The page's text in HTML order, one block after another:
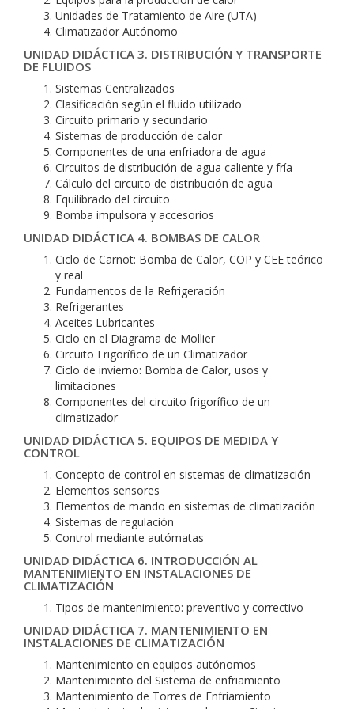
Unidades de Tratamiento de Aire (UTA)
Climatizador Autónomo
UNIDAD DIDÁCTICA 3. DISTRIBUCIÓN Y TRANSPORTE
DE FLUIDOS
Sistemas Centralizados
Clasificación según el fluido utilizado
Circuito primario y secundario
Sistemas de producción de calor
Componentes de una enfriadora de agua
Circuitos de distribución de agua caliente y fría
Cálculo del circuito de distribución de agua
Equilibrado del circuito
Bomba impulsora y accesorios
UNIDAD DIDÁCTICA 4. BOMBAS DE CALOR
Ciclo de Carnot: Bomba de Calor, COP y CEE teórico
y real
Fundamentos de la Refrigeración
Refrigerantes
Aceites Lubricantes
Ciclo en el Diagrama de Mollier
Circuito Frigorífico de un Climatizador
Ciclo de invierno: Bomba de Calor, usos y
limitaciones
Componentes del circuito frigorífico de un
climatizador
UNIDAD DIDÁCTICA 5. EQUIPOS DE MEDIDA Y
CONTROL
Concepto de control en sistemas de climatización
Elementos sensores
Elementos de mando en sistemas de climatización
Sistemas de regulación
Control mediante autómatas
UNIDAD DIDÁCTICA 6. INTRODUCCIÓN AL
MANTENIMIENTO EN INSTALACIONES DE
CLIMATIZACIÓN
Tipos de mantenimiento: preventivo y correctivo
UNIDAD DIDÁCTICA 7. MANTENIMIENTO EN
INSTALACIONES DE CLIMATIZACIÓN
Mantenimiento en equipos autónomos
Mantenimiento del Sistema de enfriamiento
Mantenimiento de Torres de Enfriamiento